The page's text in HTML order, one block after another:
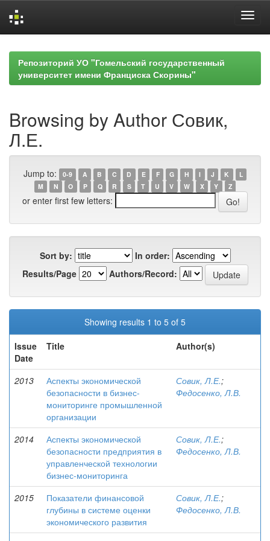
navigationРепозиторий УО "Гомельский государственный
университет имени Франциска Скорины"
Browsing by Author Совик,
Л.Е.
Jump to: 0-9 A B C D E F G H I J K
L
M
N O P Q R S T U V W X Y Z
or enter first few letters:
Sort by:
In order:
Results/Page
Authors/Record:
Showing results 1 to 5 of 5
Issue
Date
Title Author(s)
2013
Аспекты экономической
безопасности в бизнес-
мониторинге промышленной
организации
Совик, Л.Е.;
Федосенко, Л.В.
2014
Аспекты экономической
безопасности предприятия в
управленческой технологии
бизнес-мониторинга
Совик, Л.Е.;
Федосенко, Л.В.
2015
Показатели финансовой
глубины в системе оценки
экономического развития
Совик, Л.Е.;
Федосенко, Л.В.